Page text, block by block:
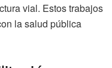
vial. Estos trabajos
la salud pública